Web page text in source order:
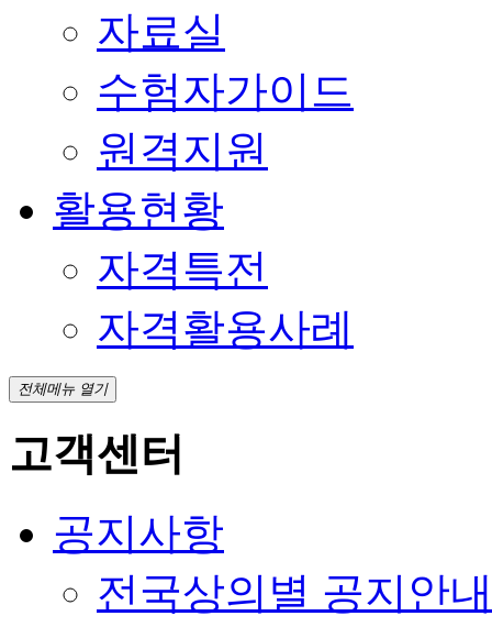
자료실
수험자가이드
원격지원
활용현황
자격특전
자격활용사례
전체메뉴 열기
고객센터
공지사항
전국상의별 공지안내